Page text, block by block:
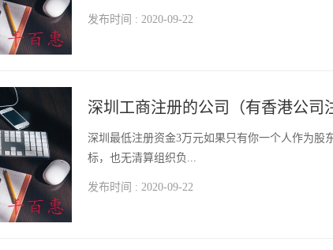
发布时间 : 2020-09-22
深圳工商注册的公司（有香港公司
深圳最低注册资金3万元如果只有你一个人作为股
标，也无清算组织负...
发布时间 : 2020-09-22